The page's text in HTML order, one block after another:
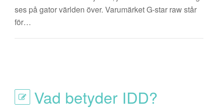
ses på gator världen över. Varumärket G-star raw står
för…
Vad betyder IDD?